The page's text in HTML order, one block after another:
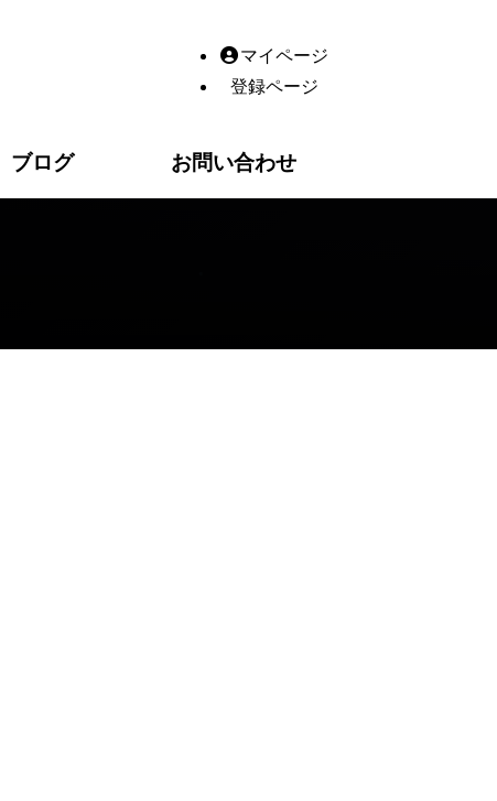
マイページ
登録ページ
ページ制作｜香川県高松市十川東町83番地1
ブログ お問い合わせ